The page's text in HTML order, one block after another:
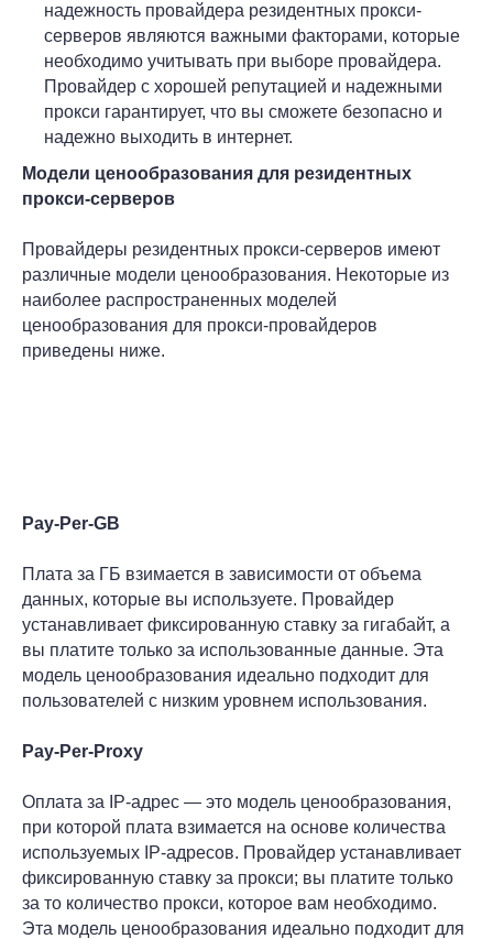
надежность провайдера резидентных прокси-
серверов являются важными факторами, которые
необходимо учитывать при выборе провайдера.
Провайдер с хорошей репутацией и надежными
прокси гарантирует, что вы сможете безопасно и
надежно выходить в интернет.
Модели ценообразования для резидентных
прокси-серверов
Провайдеры резидентных прокси-серверов имеют
различные модели ценообразования. Некоторые из
наиболее распространенных моделей
ценообразования для прокси-провайдеров
приведены ниже.
Pay-Per-GB
Плата за ГБ взимается в зависимости от объема
данных, которые вы используете. Провайдер
устанавливает фиксированную ставку за гигабайт, а
вы платите только за использованные данные. Эта
модель ценообразования идеально подходит для
пользователей с низким уровнем использования.
Pay-Per-Proxy
Оплата за IP-адрес — это модель ценообразования,
при которой плата взимается на основе количества
используемых IP-адресов. Провайдер устанавливает
фиксированную ставку за прокси; вы платите только
за то количество прокси, которое вам необходимо.
Эта модель ценообразования идеально подходит для